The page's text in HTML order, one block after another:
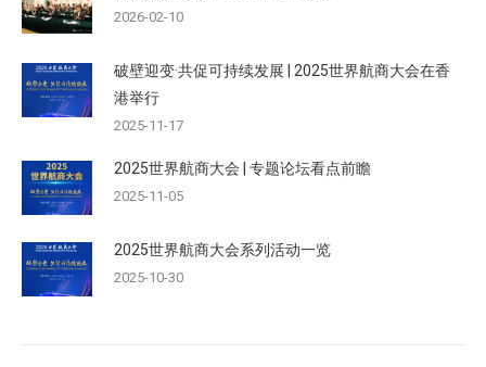
2026-02-10
破壁迎变·共促可持续发展 | 2025世界航商大会在香
港举行
2025-11-17
2025世界航商大会 | 专题论坛看点前瞻
2025-11-05
2025世界航商大会系列活动一览
2025-10-30